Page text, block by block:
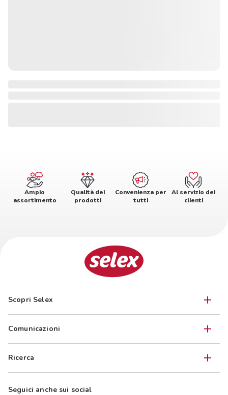
Ampio
assortimento
Qualità dei
prodotti
Convenienza per
tutti
Al servizio dei
clienti
Scopri Selex
Comunicazioni
Ricerca
Seguici anche sui social